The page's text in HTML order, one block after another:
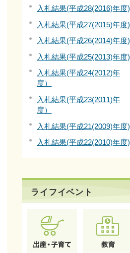
入札結果(平成28(2016)年度)
入札結果(平成27(2015)年度)
入札結果(平成26(2014)年度)
入札結果(平成25(2013)年度)
入札結果(平成24(2012)年
度）
入札結果(平成23(2011)年
度）
入札結果(平成21(2009)年度)
入札結果(平成22(2010)年度)
ライフイベント